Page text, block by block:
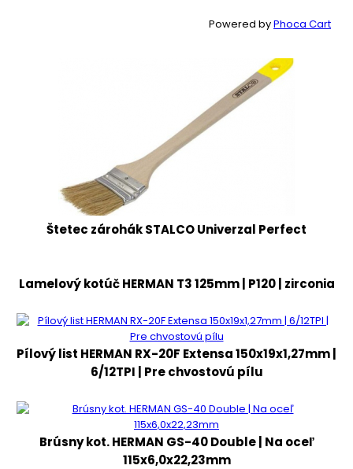
Powered byPhoca Cart
Štetec zárohák STALCO Univerzal Perfect
Lamelový kotúč HERMAN T3 125mm | P120 | zirconia
Pílový list HERMAN RX-20F Extensa 150x19x1,27mm |
6/12TPI | Pre chvostovú pílu
Brúsny kot. HERMAN GS-40 Double | Na oceľ
115x6,0x22,23mm